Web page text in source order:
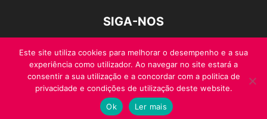
SIGA-NOS
© Folha do Domingo 2026, todos os direitos reservados.
Este site utiliza cookies para melhorar o desempenho e a sua
experiência como utilizador. Ao navegar no site estará a
consentir a sua utilização e a concordar com a politica de
privacidade e condições de utilização deste website.
Ok
Ler mais